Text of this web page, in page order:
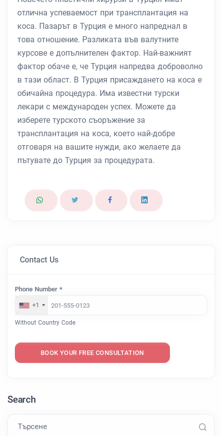
отлична успеваемост при трансплантация на
коса. Пазарът в Турция е много напреднал в
това отношение. Разликата във валутните
курсове е допълнителен фактор. Най-важният
фактор обаче е, че Турция напредва доброволно
в тази област. В Турция присаждането на коса е
обичайна процедура. Има известни турски
лекари с международен успех. Можете да
изберете турското съоръжение за
трансплантация на коса, което най-добре
отговаря на вашите нужди, ако желаете да
пътувате до Турция за процедурата.
Contact Us
Phone Number *
+1
Without Country Code
BOOK YOUR FREE CONSULTATION
Search
Търсене